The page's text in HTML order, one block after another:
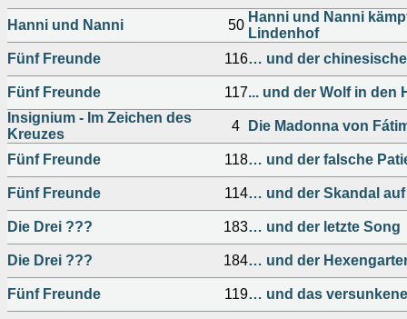
Hanni und Nanni 50
Hanni und Nanni
Lindenhof
Fünf Freunde
116… und der
Fünf Freunde 117... und der Wolf in den
Insignium - Im Zeichen des
Kreuzes
4 Die Madonna von
Fünf Freunde 118… und der falsche
Fünf Freunde 114… und der Skandal
Die Drei ??? 183… und der letzte Song
Die Drei ??? 184… und der
Fünf Freunde 119… und das